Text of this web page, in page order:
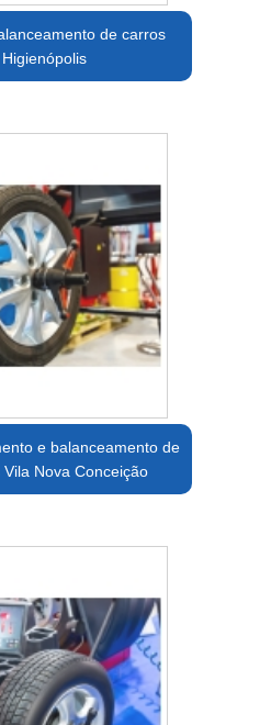
de carros
e balanceamento de
Nova Conceição